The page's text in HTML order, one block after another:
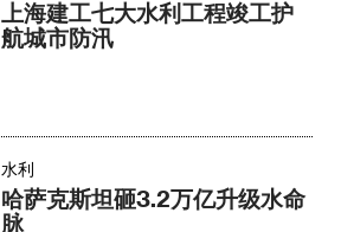
上海建工七大水利工程竣工护
航城市防汛
水利
哈萨克斯坦砸3.2万亿升级水命
脉